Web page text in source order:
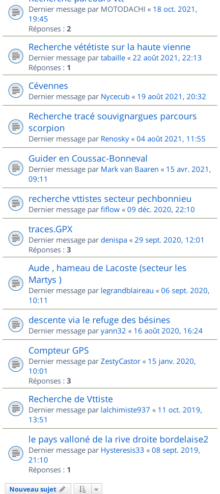
Dernier message par MOTODACHI « 18 oct. 2021,
19:45
Réponses : 2
Recherche vététiste sur la haute vienne
Dernier message par tabaille « 22 août 2021, 22:13
Réponses : 1
Cévennes
Dernier message par Nycecub « 19 août 2021, 20:32
Recherche tracé souvignargues parcours
scorpion
Dernier message par Renosky « 04 août 2021, 11:55
Guider en Coussac-Bonneval
Dernier message par Mark van Baaren « 15 avr. 2021,
09:11
recherche vttistes secteur pechbonnieu
Dernier message par fiflow « 09 déc. 2020, 22:10
traces.GPX
Dernier message par denispa « 29 sept. 2020, 12:01
Réponses : 3
Aude , hameau de Lacoste (secteur les
Martys )
Dernier message par legrandblaireau « 06 sept. 2020,
10:11
descente via le refuge des bésines
Dernier message par yann32 « 16 août 2020, 16:24
Compteur GPS
Dernier message par ZestyCastor « 15 janv. 2020,
10:01
Réponses : 3
Recherche de Vttiste
Dernier message par lalchimiste937 « 11 oct. 2019,
13:51
le pays valloné de la rive droite bordelaise2
Dernier message par Hysteresis33 « 08 sept. 2019,
21:10
Réponses : 1
Nouveau sujet